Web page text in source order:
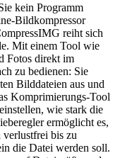
kein Programm
Bildkompressor
reiht sich
Mit einem Tool wie
Fotos direkt im
zu bedienen: Sie
Bilddateien aus und
Komprimierungs-Tool
wie stark die
ermöglicht es,
bis zu
die Datei werden soll.